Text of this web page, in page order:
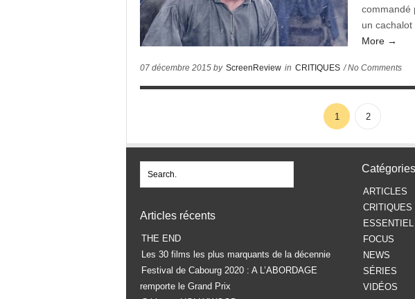
commandé
un
More →
07 décembre 2015 by ScreenReview in CRITIQUES / No Comments
1 2
Articles récents
THE END
Les 30 films les plus marquants de la décennie
Festival de Cabourg 2020 : A L’ABORDAGE
remporte le Grand Prix
Catégories
ARTICLES
CRITIQUES
ESSENTIEL
FOCUS
NEWS
SÉRIES
VIDÉOS